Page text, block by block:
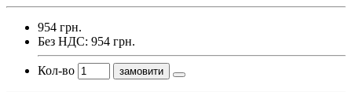
954 грн.
Без НДС: 954 грн.
Кол-во замовити